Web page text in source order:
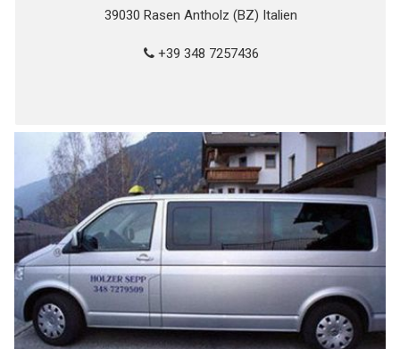
39030 Rasen Antholz (BZ) Italien
+39 348 7257436